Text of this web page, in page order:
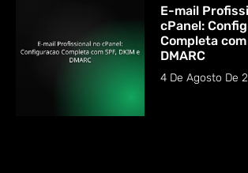
E-mail
cPanel:
Completa com
DMARC
4 De Agosto De